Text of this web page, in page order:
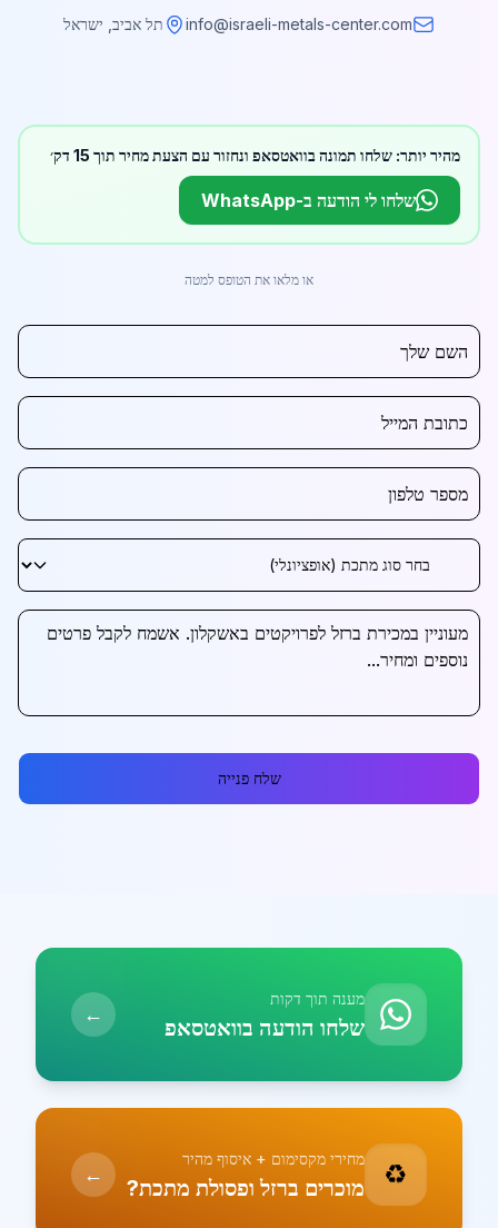
info@israeli-metals-center.com תל אביב, ישראל
מהיר יותר: שלחו תמונה בוואטסאפ ונחזור עם הצעת מחיר תוך 15 דק׳
שלחו לי הודעה ב-WhatsApp
או מלאו את הטופס למטה
שלח פנייה
מענה תוך דקות
שלחו הודעה בוואטסאפ ←
♻️ מחירי מקסימום + איסוף מהיר
מוכרים ברזל ופסולת מתכת? ←